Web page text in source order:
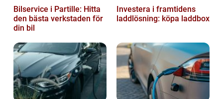
Bilservice i Partille: Hitta
den bästa verkstaden för
din bil
Investera i framtidens
laddlösning: köpa laddbox